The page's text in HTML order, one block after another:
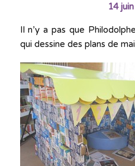
14
Il n’y a pas que
qui dessine des plans de